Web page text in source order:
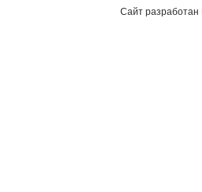
Сайт разработан